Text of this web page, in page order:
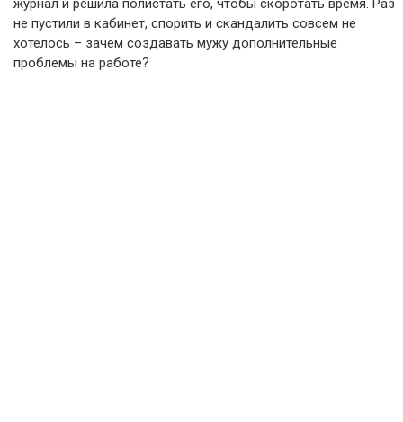
журнал и решила полистать его, чтобы скоротать время. Раз
не пустили в кабинет, спорить и скандалить совсем не
хотелось – зачем создавать мужу дополнительные
проблемы на работе?